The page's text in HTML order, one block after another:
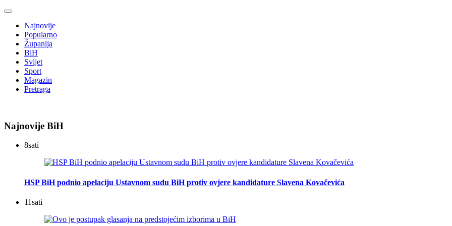
Najnovije
Popularno
Županija
BiH
Svijet
Sport
Magazin
Pretraga
Najnovije BiH
8sati
HSP BiH podnio apelaciju Ustavnom sudu BiH protiv ovjere kandidature Slavena Kovačevića
11sati